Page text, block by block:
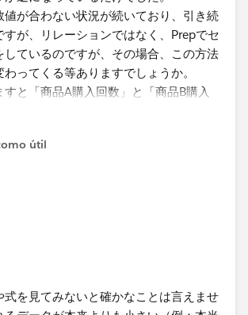
値が合わない状況が続いており、引き続
すが、リレーションではなく、Prepでセ
しているのですが、その場合、この方法
ってくる等ありますでしょうか。
と​「商品A購入回数」と「商品B購入
際より大きくなってしまいます。
ので、
útil
式を見てみないと確かなことは言えませ